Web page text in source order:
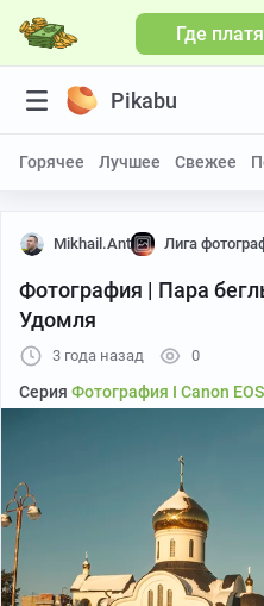
Где
Pikabu
Горячее Лучшее Свежее
Mikhail.Ant Лига
Фотография | Пара
Удомля
3 года назад 0
Серия Фотография I Canon